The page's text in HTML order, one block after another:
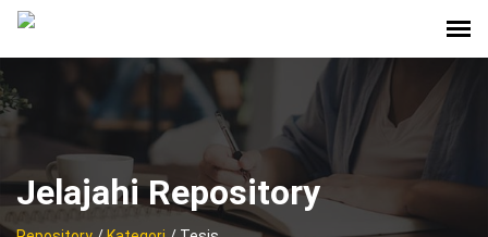
Jelajahi Repository